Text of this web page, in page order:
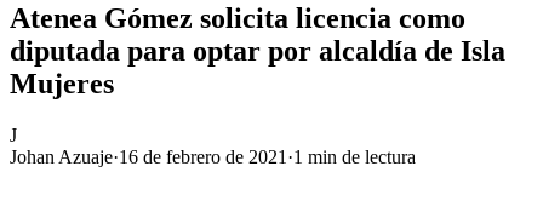
Atenea Gómez solicita licencia como
diputada para optar por alcaldía de Isla
Mujeres
J
Johan Azuaje·16 de febrero de 2021 ·1 min de lectura